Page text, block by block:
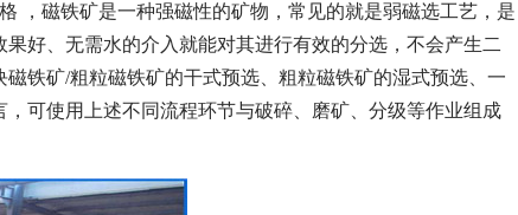
，磁铁矿是一种强磁性的矿物，常见的就是弱磁选工艺，是
好、无需水的介入就能对其进行有效的分选，不会产生二
铁矿/粗粒磁铁矿的干式预选、粗粒磁铁矿的湿式预选、一
可使用上述不同流程环节与破碎、磨矿、分级等作业组成